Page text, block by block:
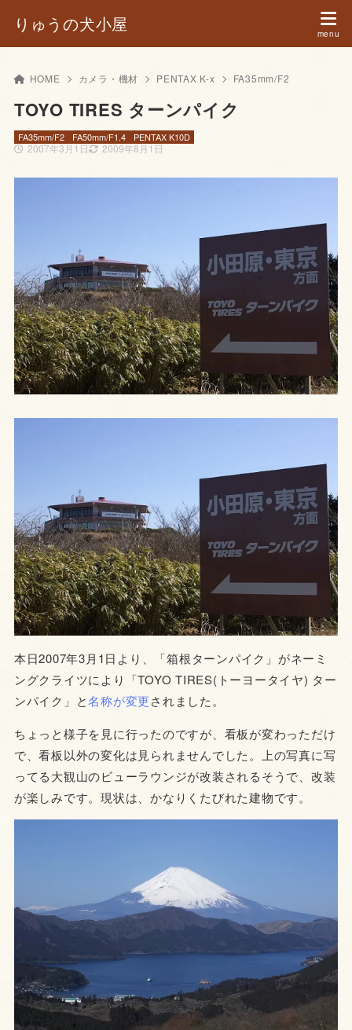
りゅうの犬小屋
HOME カメラ・機材 PENTAX K-x FA35mm/F2
TOYO TIRES ターンパイク
2007年3月1日 2009年8月1日
FA35mm/F2 FA50mm/F1.4 PENTAX K10D
本日2007年3月1日より、「箱根ターンパイク」がネーミ
ングクライツにより「TOYO TIRES(トーヨータイヤ) ター
ンパイク」と名称が変更されました。
ちょっと様子を見に行ったのですが、看板が変わっただけ
で、看板以外の変化は見られませんでした。上の写真に写
ってる大観山のビューラウンジが改装されるそうで、改装
が楽しみです。現状は、かなりくたびれた建物です。